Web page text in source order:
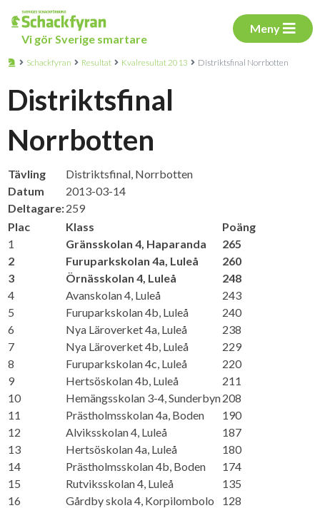
Vi gör Sverige smartare
Meny
Schackfyran Resultat Kvalresultat 2013 Distriktsfinal Norrbotten
Distriktsfinal
Norrbotten
Tävling
Distriktsfinal, Norrbotten
Datum
2013-03-14
Deltagare:259
Plac
Klass
Poäng
1
Gränsskolan 4, Haparanda
265
2
Furuparkskolan 4a, Luleå
260
3
Örnässkolan 4, Luleå
248
4
Avanskolan 4, Luleå
243
5
Furuparkskolan 4b, Luleå
240
6
Nya Läroverket 4a, Luleå
238
7
Nya Läroverket 4b, Luleå
229
8
Furuparkskolan 4c, Luleå
220
9
Hertsöskolan 4b, Luleå
211
10
Hemängsskolan 3-4, Sunderbyn208
11
Prästholmsskolan 4a, Boden
190
12
Alviksskolan 4, Luleå
187
13
Hertsöskolan 4a, Luleå
180
14
Prästholmsskolan 4b, Boden
174
15
Rutviksskolan 4, Luleå
135
16
Gårdby skola 4, Korpilombolo
128